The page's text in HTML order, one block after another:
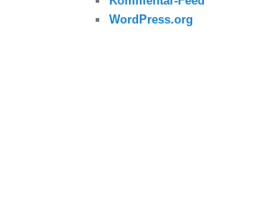
WordPress.org